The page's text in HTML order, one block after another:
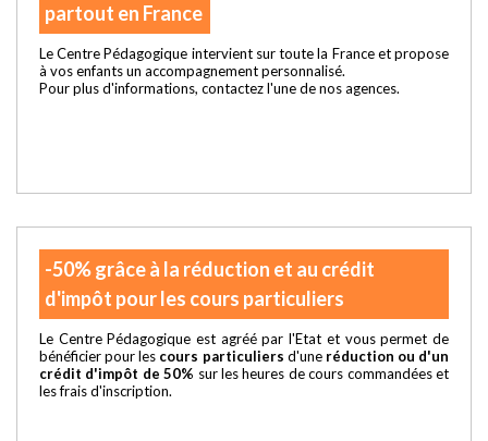
partout en France
Le Centre Pédagogique intervient sur toute la France et propose
à vos enfants un accompagnement personnalisé.
Pour plus d'informations, contactez l'une de nos agences.
-50% grâce à la réduction et au crédit
d'impôt pour les cours particuliers
Le Centre Pédagogique est agréé par l'Etat et vous permet de
bénéficier pour les cours particuliers d'une réduction ou d'un
crédit d'impôt de 50% sur les heures de cours commandées et
les frais d'inscription.